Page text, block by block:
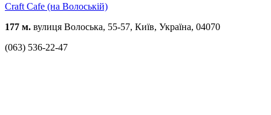
Craft Cafe (на Волоській)
177 м. вулиця Волоська, 55-57, Київ, Україна, 04070
(063) 536-22-47